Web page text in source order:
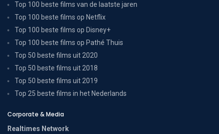
Top 100 beste films van de laatste jaren
Top 100 beste films op Netflix
Top 100 beste films op Disney+
Top 100 beste films op Pathé Thuis
Top 50 beste films uit 2020
Top 50 beste films uit 2018
Top 50 beste films uit 2019
Top 25 beste films in het Nederlands
Corporate & Media
Realtimes Network